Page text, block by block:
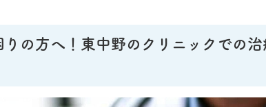
りの方へ！東中野のクリニックでの